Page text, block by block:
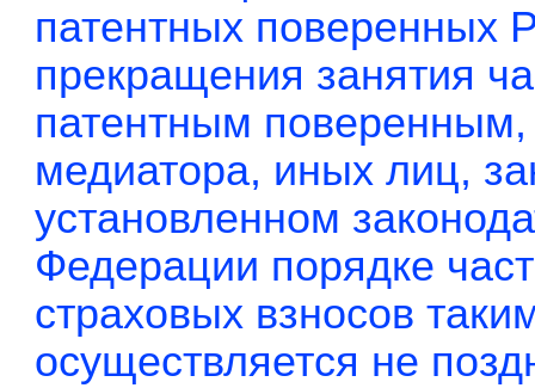
патентных поверенных
прекращения занятия
патентным
медиатора, иных лиц,
установленном
Федерации порядке
страховых взносов
осуществляется не